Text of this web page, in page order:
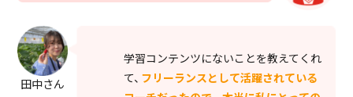
田中さん
学習コンテンツにないことを教えてくれ
て、フリーランスとして活躍されている